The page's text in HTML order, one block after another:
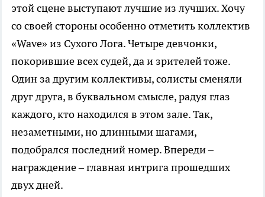
этой сцене выступают лучшие из лучших. Хочу
со своей стороны особенно отметить коллектив
«Wave» из Сухого Лога. Четыре девчонки,
покорившие всех судей, да и зрителей тоже.
Один за другим коллективы, солисты сменяли
друг друга, в буквальном смысле, радуя глаз
каждого, кто находился в этом зале. Так,
незаметными, но длинными шагами,
подобрался последний номер. Впереди –
награждение – главная интрига прошедших
двух дней.